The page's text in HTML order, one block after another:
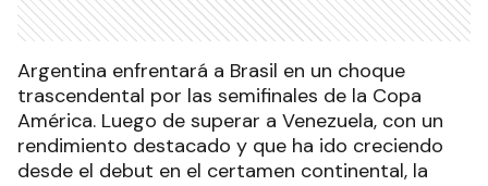
Argentina enfrentará a Brasil en un choque
trascendental por las semifinales de la Copa
América. Luego de superar a Venezuela, con un
rendimiento destacado y que ha ido creciendo
desde el debut en el certamen continental, la